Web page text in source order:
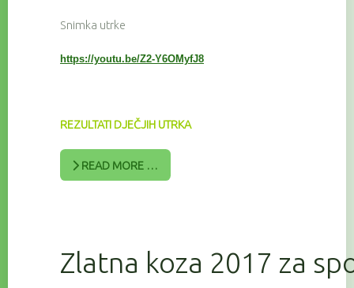
Snimka utrke
https://youtu.be/Z2-Y6OMyfJ8
REZULTATI DJEČJIH UTRKA
READ MORE …
Zlatna koza 2017 za